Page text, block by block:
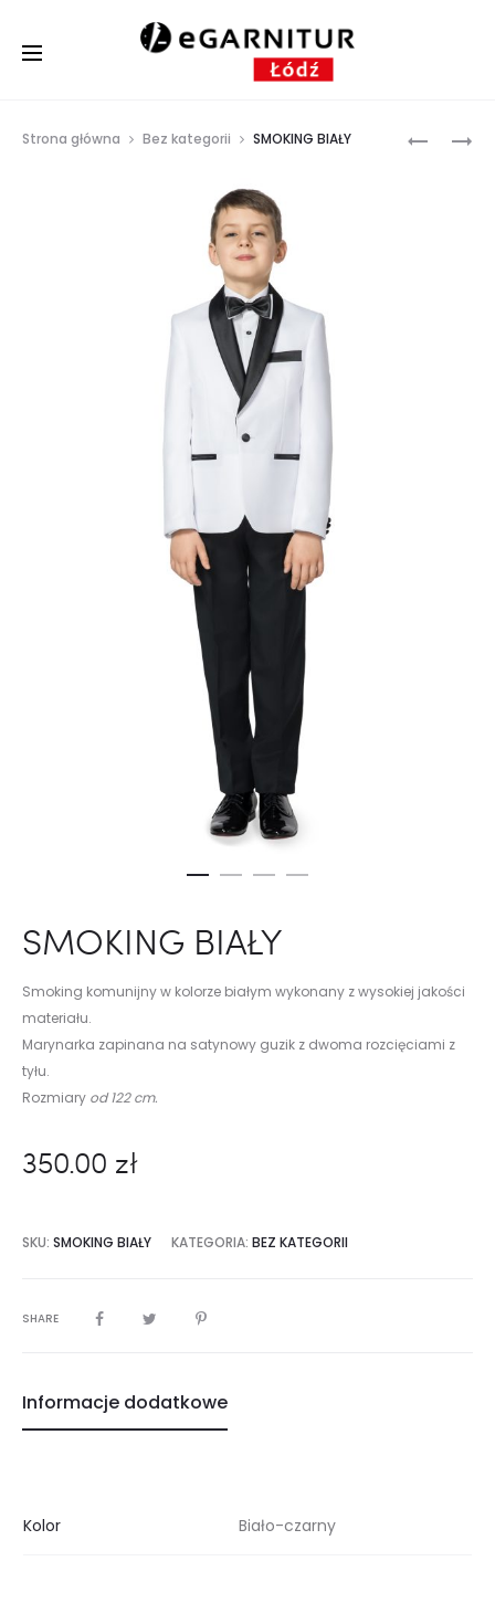
SMOKING
Strona główna Bez kategorii SMOKING BIAŁY
SMOKING BIAŁY
Smoking komunijny w kolorze białym wykonany z wysokiej jakości
materiału.
Marynarka zapinana na satynowy guzik z dwoma rozcięciami z
tyłu.
Rozmiary od 122 cm.
350.00 zł
SKU: SMOKING BIAŁY KATEGORIA: BEZ KATEGORII
SHARE
Informacje dodatkowe
Kolor Biało-czarny